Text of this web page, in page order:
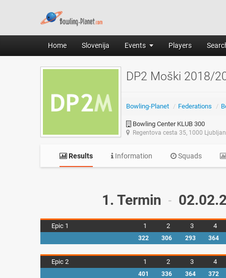
Home Slovenija Events Players
DP2 Moški 2018/
Bowling-Planet / Federations /
Bowling Center KLUB 300
Regentova cesta 35, 1000
Results Information Squads
1. Termin -
Epic 1 1 2 3 4
322 306 293 364
Epic 2 1 2 3 4
401 336 364 372